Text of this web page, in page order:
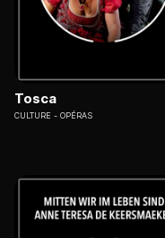
Tosca
CULTURE OPÉRAS